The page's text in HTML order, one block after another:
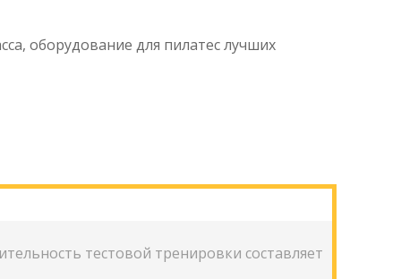
оборудование для пилатес лучших
тестовой тренировки составляет